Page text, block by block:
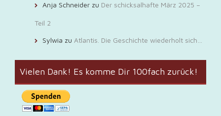
Anja Schneider zu Der schicksalhafte März 2025 –
Teil 2
Sylwia zu Atlantis. Die Geschichte wiederholt sich…
Vielen Dank! Es komme Dir 100fach zurück!